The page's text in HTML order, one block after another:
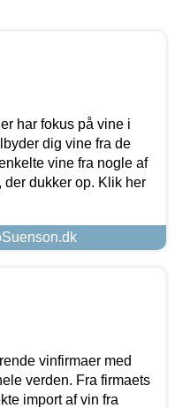
har fokus på vine i
dig vine fra de
vine fra nogle af
der dukker op. Klik her
vinfirmaer med
verden. Fra firmaets
import af vin fra